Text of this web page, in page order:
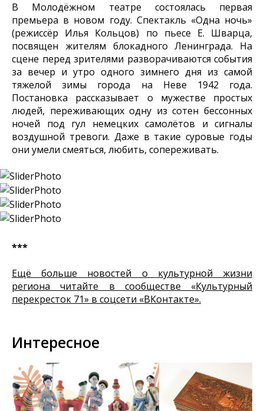
В Молодёжном театре состоялась первая
премьера в новом году. Спектакль «Одна ночь»
(режиссёр Илья Кольцов) по пьесе Е. Шварца,
посвящен жителям блокадного Ленинграда. На
сцене перед зрителями разворачиваются события
за вечер и утро одного зимнего дня из самой
тяжелой зимы города на Неве 1942 года.
Постановка рассказывает о мужестве простых
людей, переживающих одну из сотен бессонных
ночей под гул немецких самолётов и сигналы
воздушной тревоги. Даже в такие суровые годы
они умели смеяться, любить, сопереживать.
***
Ещё больше новостей о культурной жизни
региона читайте в сообществе «Культурный
перекресток 71» в соцсети «ВКонтакте».
Интересное